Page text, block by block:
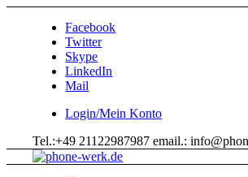
Facebook
Twitter
Skype
LinkedIn
Mail
Login/Mein Konto
Tel.:+49 21122987987 email.: